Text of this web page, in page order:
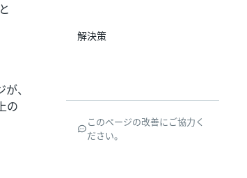
、
の
解決策
このページの改善にご協力く
ださい。